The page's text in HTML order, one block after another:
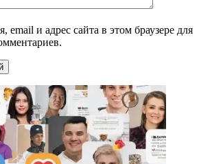
email и адрес сайта в этом браузере для